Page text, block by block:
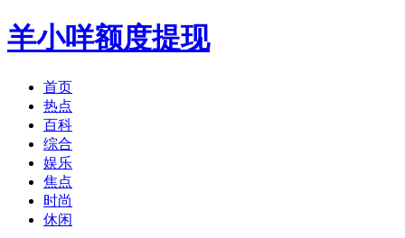
羊小咩额度提现
首页
热点
百科
综合
娱乐
焦点
时尚
休闲